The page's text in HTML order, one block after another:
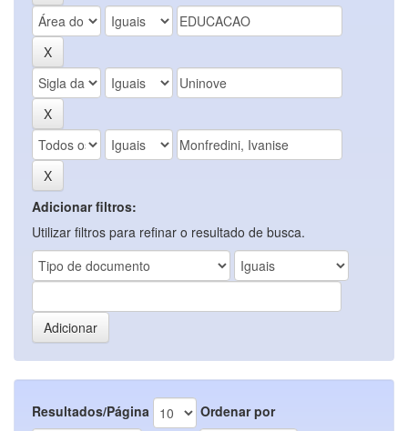
Adicionar filtros:
Utilizar filtros para refinar o resultado de busca.
Resultados/Página Ordenar por